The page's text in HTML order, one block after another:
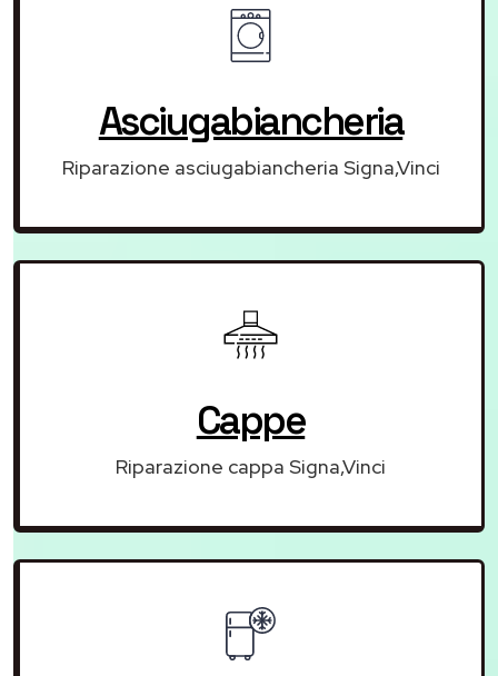
Asciugabiancheria
Riparazione asciugabiancheria Signa,Vinci
Cappe
Riparazione cappa Signa,Vinci